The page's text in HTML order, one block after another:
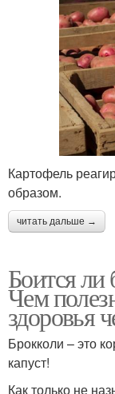
Картофель
образом.
читать дальше →
Боится ли
Чем
здоровья
Брокколи – это
капуст!
Как только не